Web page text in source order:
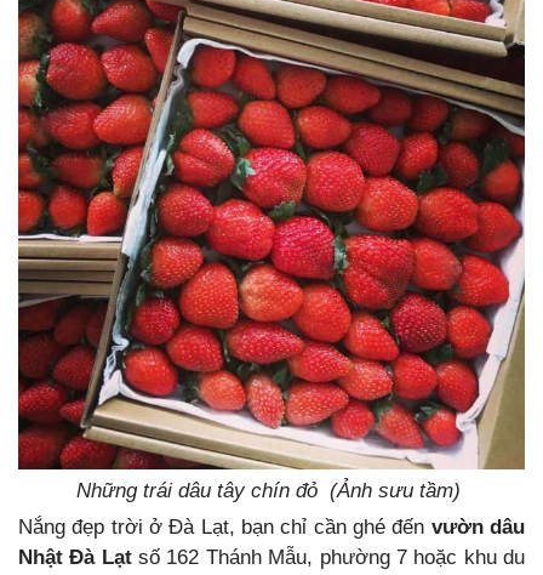
Những trái dâu tây chín đỏ (Ảnh sưu tầm)
Nắng đẹp trời ở Đà Lạt, bạn chỉ cần ghé đến vườn dâu
Nhật Đà Lạtsố 162 Thánh Mẫu, phường 7 hoặc khu du